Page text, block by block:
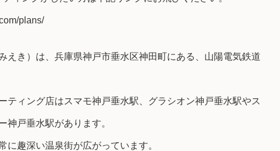
plans/
えき）は、兵庫県神戸市垂水区神田町にある、山陽電気鉄道
ティング店はスマモ神戸垂水駅、グラシオン神戸垂水駅やス
神戸垂水駅があります。
に趣深い温泉街が広がっています。